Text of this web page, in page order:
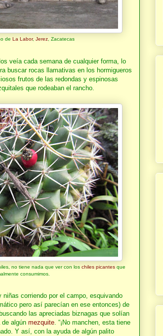
de La Labor, Jerez , Zacatecas
veía cada semana de cualquier forma, lo
buscar rocas llamativas en los hormigueros
frutos de las redondas y espinosas
que rodeaban el rancho.
no tiene nada que ver con los chiles picantesque
consumimos.
niñas corriendo por el campo, esquivando
pero así parecían en ese entonces) de
las apreciadas biznagas que solían
de algún mezquite. “¡No manchen, esta tiene
Y así, con la ayuda de algún palito